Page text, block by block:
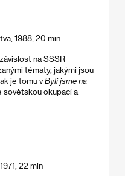
1988, 20 min
na SSSR
tématy, jakými jsou
je tomu vByli jsme na
sovětskou okupací a
22 min